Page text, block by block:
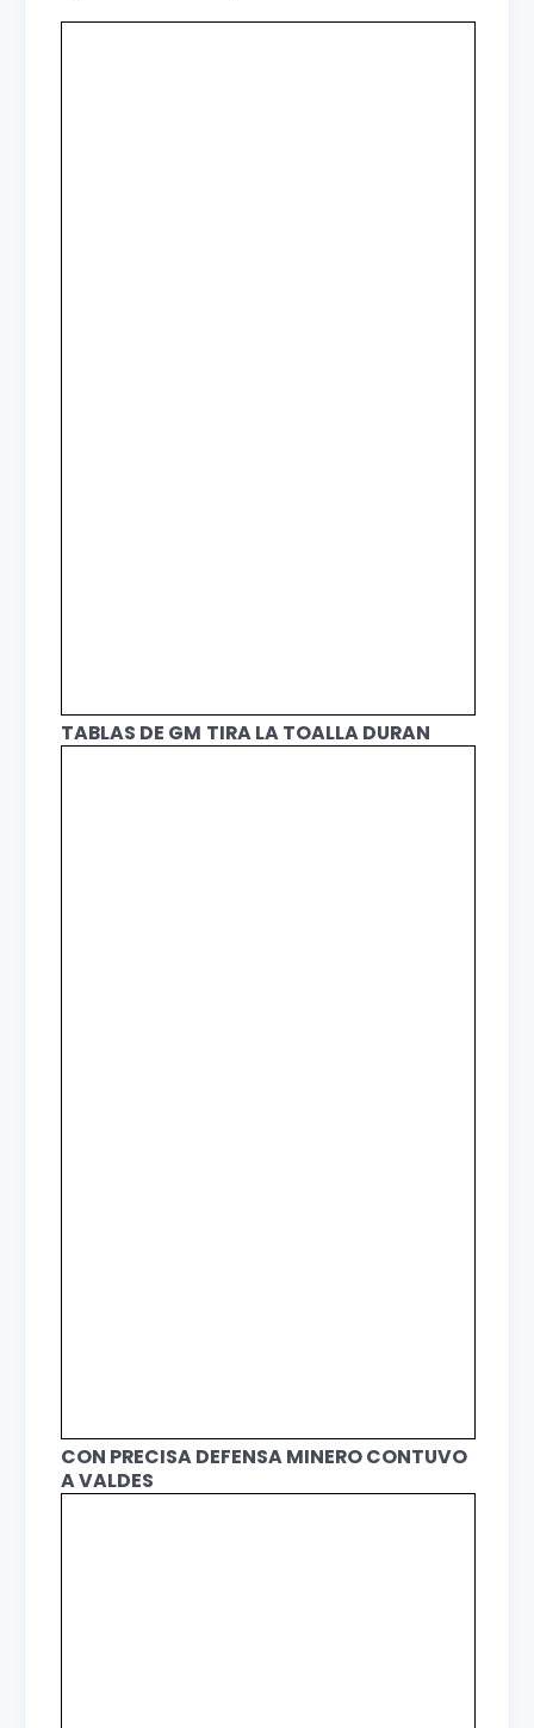
TABLAS DE GM TIRA LA TOALLA DURAN
CON PRECISA DEFENSA MINERO CONTUVO
A VALDES